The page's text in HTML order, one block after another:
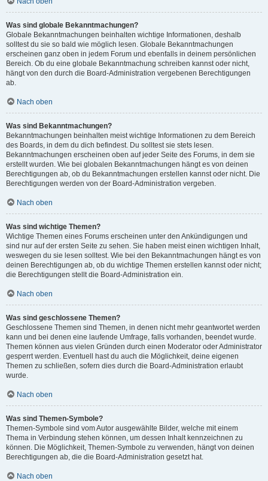
Was sind globale Bekanntmachungen?
Globale Bekanntmachungen beinhalten wichtige Informationen, deshalb
solltest du sie so bald wie möglich lesen. Globale Bekanntmachungen
erscheinen ganz oben in jedem Forum und ebenfalls in deinem persönlichen
Bereich. Ob du eine globale Bekanntmachung schreiben kannst oder nicht,
hängt von den durch die Board-Administration vergebenen Berechtigungen
ab.
Nach oben
Was sind Bekanntmachungen?
Bekanntmachungen beinhalten meist wichtige Informationen zu dem Bereich
des Boards, in dem du dich befindest. Du solltest sie stets lesen.
Bekanntmachungen erscheinen oben auf jeder Seite des Forums, in dem sie
erstellt wurden. Wie bei globalen Bekanntmachungen hängt es von deinen
Berechtigungen ab, ob du Bekanntmachungen erstellen kannst oder nicht. Die
Berechtigungen werden von der Board-Administration vergeben.
Nach oben
Was sind wichtige Themen?
Wichtige Themen eines Forums erscheinen unter den Ankündigungen und
sind nur auf der ersten Seite zu sehen. Sie haben meist einen wichtigen Inhalt,
weswegen du sie lesen solltest. Wie bei den Bekanntmachungen hängt es von
deinen Berechtigungen ab, ob du wichtige Themen erstellen kannst oder nicht;
die Berechtigungen stellt die Board-Administration ein.
Nach oben
Was sind geschlossene Themen?
Geschlossene Themen sind Themen, in denen nicht mehr geantwortet werden
kann und bei denen eine laufende Umfrage, falls vorhanden, beendet wurde.
Themen können aus vielen Gründen durch einen Moderator oder Administrator
gesperrt werden. Eventuell hast du auch die Möglichkeit, deine eigenen
Themen zu schließen, sofern dies durch die Board-Administration erlaubt
wurde.
Nach oben
Was sind Themen-Symbole?
Themen-Symbole sind vom Autor ausgewählte Bilder, welche mit einem
Thema in Verbindung stehen können, um dessen Inhalt kennzeichnen zu
können. Die Möglichkeit, Themen-Symbole zu verwenden, hängt von deinen
Berechtigungen ab, die die Board-Administration gesetzt hat.
Nach oben